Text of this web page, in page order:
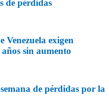
de pérdidas
Venezuela exigen
sin aumento
de pérdidas por la